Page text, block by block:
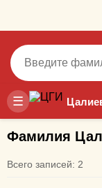
☰
Фамилия
Всего записей: 2